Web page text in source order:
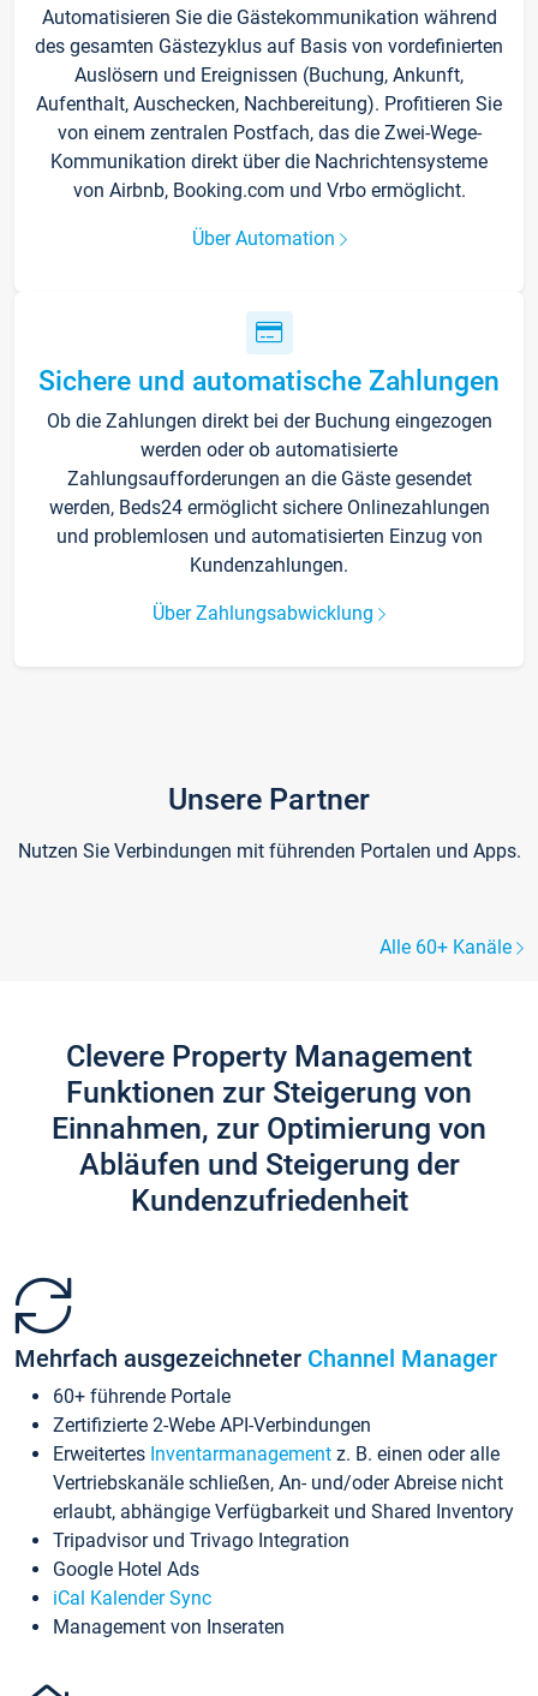
Automatisieren Sie die Gästekommunikation während
des gesamten Gästezyklus auf Basis von vordefinierten
Auslösern und Ereignissen (Buchung, Ankunft,
Aufenthalt, Auschecken, Nachbereitung). Profitieren Sie
von einem zentralen Postfach, das die Zwei-Wege-
Kommunikation direkt über die Nachrichtensysteme
von Airbnb, Booking.com und Vrbo ermöglicht.
Über Automation
Sichere und automatische Zahlungen
Ob die Zahlungen direkt bei der Buchung eingezogen
werden oder ob automatisierte
Zahlungsaufforderungen an die Gäste gesendet
werden, Beds24 ermöglicht sichere Onlinezahlungen
und problemlosen und automatisierten Einzug von
Kundenzahlungen.
Über Zahlungsabwicklung
Unsere Partner
Nutzen Sie Verbindungen mit führenden Portalen und Apps.
Alle 60+ Kanäle
Clevere Property Management
Funktionen zur Steigerung von
Einnahmen, zur Optimierung von
Abläufen und Steigerung der
Kundenzufriedenheit
Mehrfach ausgezeichneter Channel Manager
60+ führende Portale
Zertifizierte 2-Webe API-Verbindungen
Erweitertes Inventarmanagement z. B. einen oder alle
Vertriebskanäle schließen, An- und/oder Abreise nicht
erlaubt, abhängige Verfügbarkeit und Shared Inventory
Tripadvisor und Trivago Integration
Google Hotel Ads
iCal Kalender Sync
Management von Inseraten